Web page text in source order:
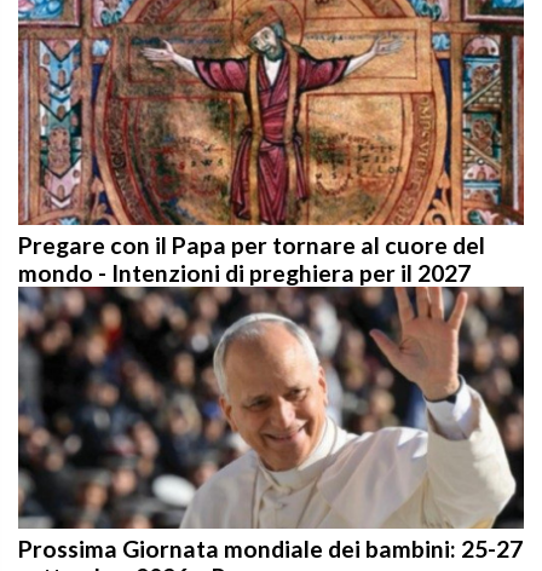
Pregare con il Papa per tornare al cuore del
mondo - Intenzioni di preghiera per il 2027
Prossima Giornata mondiale dei bambini: 25-27
settembre 2026 a Roma